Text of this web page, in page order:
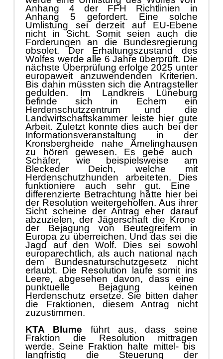
nicht in Sicht. Somit seien auch die
Forderungen an die Bundesregierung
obsolet. Der Erhaltungszustand des
Wolfes werde alle 6 Jahre überprüft. Die
nächste Überprüfung erfolge 2025 unter
europaweit anzuwendenden Kriterien.
Bis dahin müssten sich die Antragsteller
gedulden. ImLandkreisLüneburg
befinde sich in Echem ein
Herdenschutzzentrum und die
Landwirtschaftskammer leiste hier gute
Arbeit. Zuletztkonnte dies auchbei der
Informationsveranstaltung in der
Kronsbergheide nahe Amelinghausen
zu hö
ren gewesen. Es gebe auch
Schäfer, wie beispielsw
eise am
Bleckeder Deich, welchemit
Herdenschutzhunden arbeiteten
. Dies
funktioniere auch sehrgut.
Eine
differenzierte Betrachtung hätte hier bei
der Resolution weitergeholfen. Aus ihrer
Sichtscheine der Antrag eher
darauf
abzuzielen, der Jägerschaft die Krone
derBejagung vonBeutegreifer n
in
Europa zuüberreichen. Und das sei die
Jagd auf den Wolf. Diessei sowohl
europarechtlich
als auch national nach
demBundesnaturschutzgesetz nicht
erlaubt. Die Resolution laufe somit ins
Leere, abgesehen davon, dass eine
punktuelle Bejagung keinen
Herdenschutz ersetze. Sie bitten daher
die Fraktionen,diesem Antrag nicht
zuzustimmen.
KTA Blumefü
hrt aus, dass seine
Fraktion die Resolution
mittragen
langfristigdieSteu
erung der
Wolfspopulation durcheine regelhafte
Bejagung im ländlichen Raum für das,
was kommen werde
und müsse
Dieser